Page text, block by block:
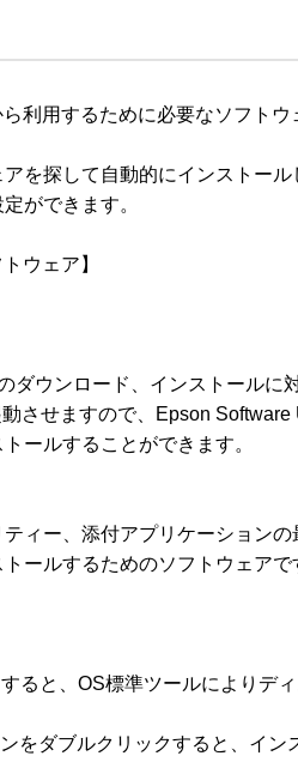
利用するために必要なソフトウ
を探して自動的にインストール
ができます。
ウェア】
ウンロード、インストールに対
せますので、Epson Software
ルすることができます。
ー、添付アプリケーションの
ルするためのソフトウェアで
と、OS標準ツールによりディ
ダブルクリックすると、イン